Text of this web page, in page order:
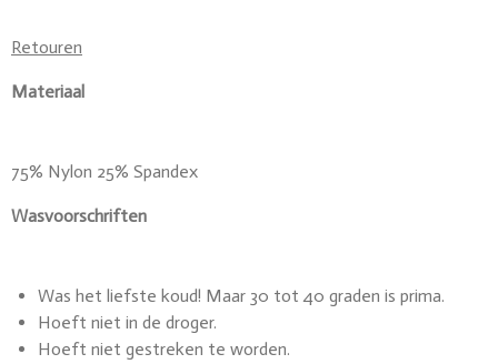
Retouren
Materiaal
75% Nylon 25% Spandex
Wasvoorschriften
Was het liefste koud! Maar 30 tot 40 graden is prima.
Hoeft niet in de droger.
Hoeft niet gestreken te worden.